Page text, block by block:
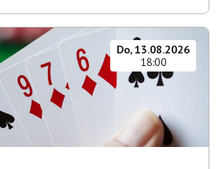
Do, 13.08.2026
18:00